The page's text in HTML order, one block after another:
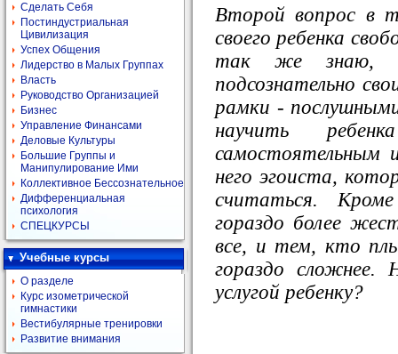
Сделать Себя
Постиндустриальная
Цивилизация
Успех Общения
Лидерство в Малых Группах
Власть
Руководство Организацией
Бизнес
Управление Финансами
Деловые Культуры
Большие Группы и
Манипулирование Ими
Коллективное Бессознательное
Дифференциальная
психология
СПЕЦКУРСЫ
Учебные курсы
О разделе
Курс изометрической
гимнастики
Вестибулярные тренировки
Развитие внимания
Второй вопрос в
своего ребенка
так же знаю,
подсознательно
рамки -
научить
самостоятельным
него эгоиста,
считаться.
гораздо более
все, и тем, кто
гораздо
услугой ребенку?